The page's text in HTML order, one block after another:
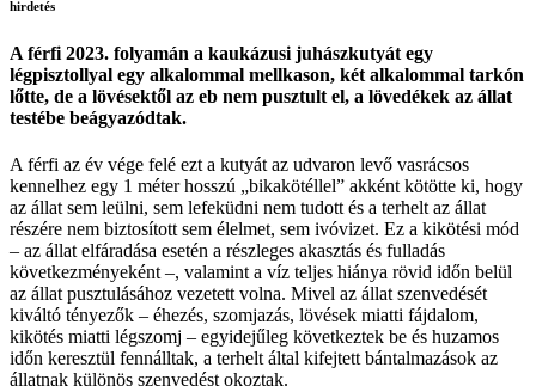
hirdetés
A férfi 2023. folyamán a kaukázusi juhászkutyát egy
légpisztollyal egy alkalommal mellkason, két alkalommal tarkón
lőtte, de a lövésektől az eb nem pusztult el, a lövedékek az állat
testébe beágyazódtak.
A férfi az év vége felé ezt a kutyát az udvaron levő vasrácsos
kennelhez egy 1 méter hosszú „bikakötéllel” akként kötötte ki, hogy
az állat sem leülni, sem lefeküdni nem tudott és a terhelt az állat
részére nem biztosított sem élelmet, sem ivóvizet. Ez a kikötési mód
– az állat elfáradása esetén a részleges akasztás és fulladás
következményeként –, valamint a víz teljes hiánya rövid időn belül
az állat pusztulásához vezetett volna. Mivel az állat szenvedését
kiváltó tényezők – éhezés, szomjazás, lövések miatti fájdalom,
kikötés miatti légszomj – egyidejűleg következtek be és huzamos
időn keresztül fennálltak, a terhelt által kifejtett bántalmazások az
állatnak különös szenvedést okoztak.